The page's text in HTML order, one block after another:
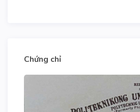
Chứng chỉ